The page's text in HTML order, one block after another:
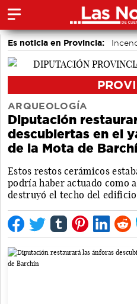
Es noticia en Provincia:
ARQUEOLOGÍA
Diputación
descubiertas en el
de la Mota de
Estos restos cerámicos
podría haber actuado como
destruyó el techo del edificio